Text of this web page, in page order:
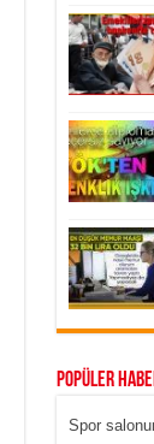
Popüler
Spor